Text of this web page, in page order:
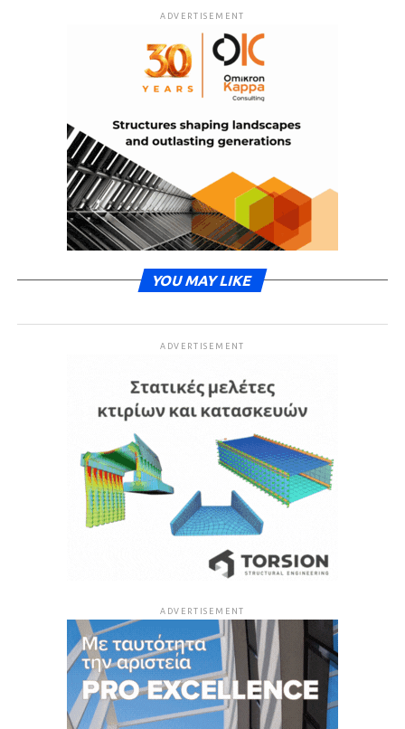
ADVERTISEMENT
YOU MAY LIKE
ADVERTISEMENT
ADVERTISEMENT